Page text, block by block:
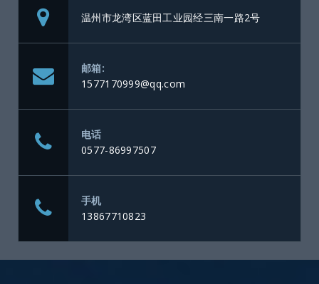
温州市龙湾区蓝田工业园经三南一路2号
邮箱:
1577170999@qq.com
电话
0577-86997507
手机
13867710823